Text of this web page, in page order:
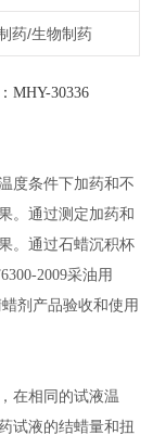
药/生物制药
MHY-30336
度条件下加药和不
。通过测定加药和
。通过石蜡沉积杯
2009采油用
剂产品验收和使用
在相同的试液温
试液的结蜡量和扭